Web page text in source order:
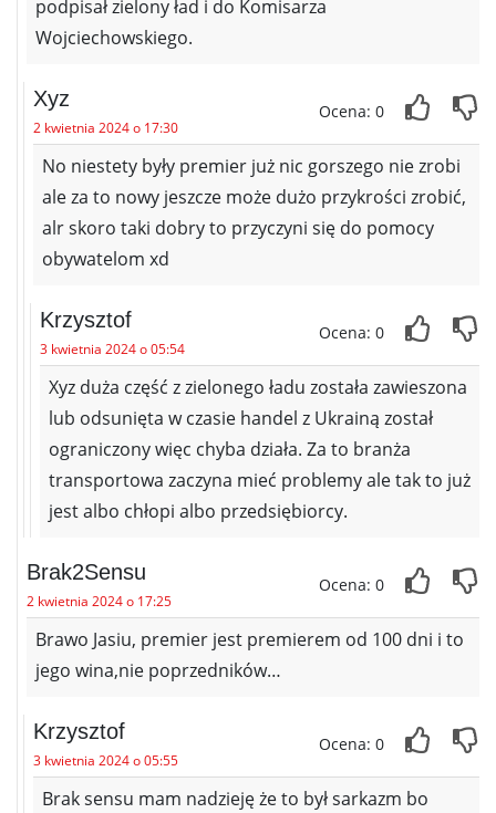
podpisał zielony ład i do Komisarza
Wojciechowskiego.
Xyz
2 kwietnia 2024 o 17:30
Ocena: 0
No niestety były premier już nic gorszego nie zrobi
ale za to nowy jeszcze może dużo przykrości zrobić,
alr skoro taki dobry to przyczyni się do pomocy
obywatelom xd
Krzysztof
3 kwietnia 2024 o 05:54
Ocena: 0
Xyz duża część z zielonego ładu została zawieszona
lub odsunięta w czasie handel z Ukrainą został
ograniczony więc chyba działa. Za to branża
transportowa zaczyna mieć problemy ale tak to już
jest albo chłopi albo przedsiębiorcy.
Brak2Sensu
2 kwietnia 2024 o 17:25
Ocena: 0
Brawo Jasiu, premier jest premierem od 100 dni i to
jego wina,nie poprzedników…
Krzysztof
3 kwietnia 2024 o 05:55
Ocena: 0
Brak sensu mam nadzieję że to był sarkazm bo